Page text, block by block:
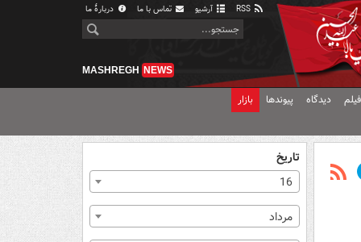
آرشیو تماس با ما دربارهٔ ما
MASHREGH NEWS
دیدگاه پیوندها بازار
تاریخ
16
مرداد